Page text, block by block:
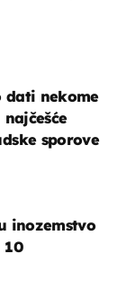
dati nekome
sporove
inozemstvo
10